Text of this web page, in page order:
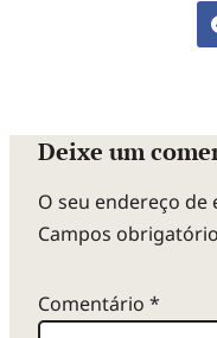
Deixe um
O seu endereço de
Campos
Comentário *